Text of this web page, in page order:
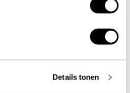
Details tonen
het verstandig als je ook meer
aan de uitlijning. Eenmalig
controleren is eigenlijk
vertellen je graag meer
controletermijn.